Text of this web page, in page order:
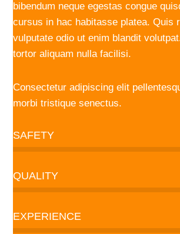
bibendum neque egestas congue
cursus in hac habitasse platea. Quis
vulputate odio ut enim blandit
tortor aliquam nulla facilisi.
Consectetur adipiscing elit
morbi tristique senectus.
SAFETY
QUALITY
EXPERIENCE